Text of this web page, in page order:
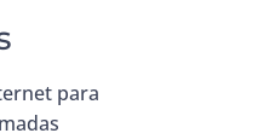
para